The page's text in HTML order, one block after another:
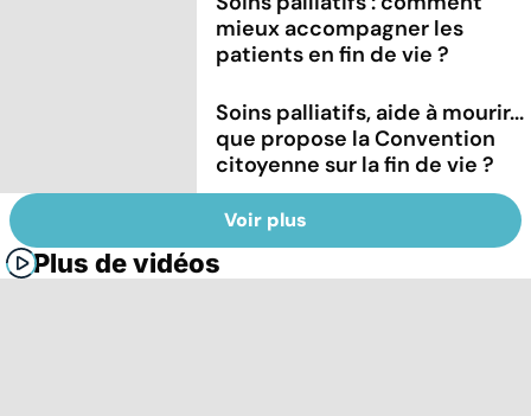
mieux accompagner les
patients en fin de vie ?
Soins palliatifs, aide à mourir...
que propose la Convention
citoyenne sur la fin de vie ?
Voir plus
Plus de vidéos